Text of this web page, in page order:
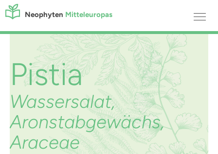
Neophyten Mitteleuropas
Pistia
Wassersalat,
Aronstabgewächs,
Araceae